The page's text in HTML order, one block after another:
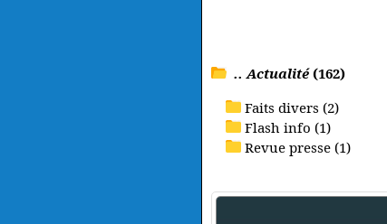
.. Actualité(162)
Faits divers (2)
Flash info (1)
Revue presse (1)